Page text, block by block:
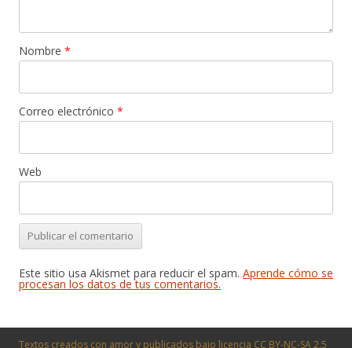
Nombre *
Correo electrónico *
Web
Este sitio usa Akismet para reducir el spam. Aprende cómo se
procesan los datos de tus comentarios.
Textos creados con amor y publicados bajo licencia CC BY-NC-SA 2.5